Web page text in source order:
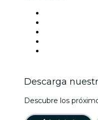
Descarga
Descubre los